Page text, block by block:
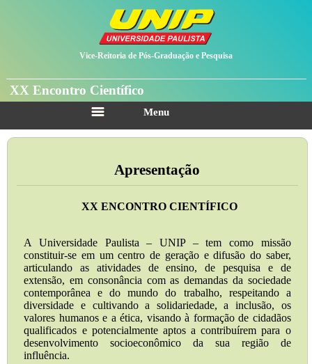
XX Encontro Científico
Vice-Reitoria de Pós-Graduação e Pesquisa
Menu
Apresentação
XX ENCONTRO CIENTÍFICO
A Universidade Paulista – UNIP – tem como missão
constituir-se em um centro de geração e difusão do saber,
articulando as atividades de ensino, de pesquisa e de
extensão, em consonância com as demandas da sociedade
contemporânea e do mundo do trabalho, respeitando a
diversidade e cultivando a solidariedade, a inclusão, os
valores humanos e a ética, visando à formação de cidadãos
qualificados e potencialmente aptos a contribuírem para o
desenvolvimento socioeconômico da sua região de
influência.